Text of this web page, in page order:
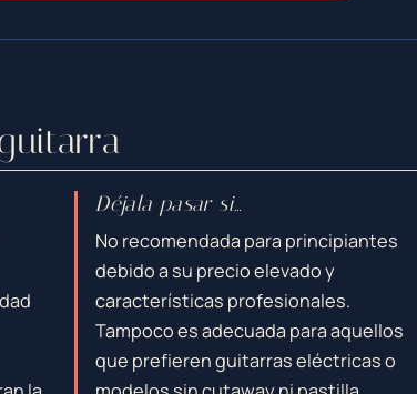
Déjala pasar si…
No recomendada para principiantes
debido a su precio elevado y
características profesionales.
Tampoco es adecuada para aquellos
que prefieren guitarras eléctricas o